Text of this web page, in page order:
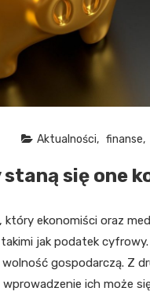
Aktualności finanse
się one
ekonomiści oraz
jak podatek
gospodarczą. Z
ich może